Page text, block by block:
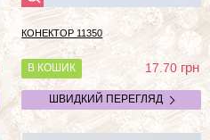
КОНЕКТОР 11350
В КОШИК 17.70грн
ШВИДКИЙ ПЕРЕГЛЯД